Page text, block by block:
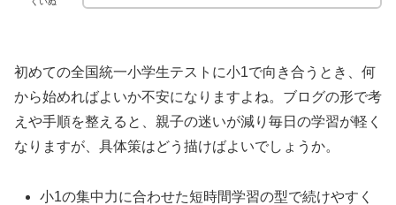
初めての全国統一小学生テストに小1で向き合うとき、何
から始めればよいか不安になりますよね。ブログの形で考
えや手順を整えると、親子の迷いが減り毎日の学習が軽く
なりますが、具体策はどう描けばよいでしょうか。
小1の集中力に合わせた短時間学習の型で続けやすく